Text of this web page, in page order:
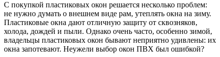
С покупкой пластиковых окон решается несколько проблем:
не нужно думать о внешнем виде рам, утеплять окна на зиму.
Пластиковые окна дают отличную защиту от сквозняков,
холода, дождей и пыли. Однако очень часто, особенно зимой,
владельцы пластиковых окон бывают неприятно удивлены: их
окна запотевают. Неужели выбор окон ПВХ был ошибкой?